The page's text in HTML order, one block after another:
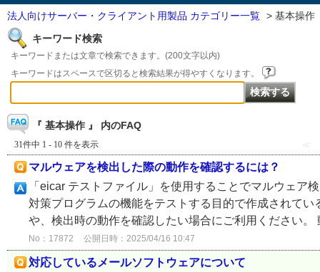
法人向けサーバー・クライアント用製品 カテゴリー一覧 > 基本操作
キーワード検索
キーワードまたは文章で検索できます。(200文字以内)
キーワードはスペースで区切ると検索結果が得やすくなります。
『 基本操作 』 内のFAQ
31件中 1 - 10 件を表示 ≪
マルウェアを検出した際の動作を確認するには？
「eicar テストファイル」を使用することでマルウェア
対策プログラムの機能をテストする目的で作成されて
や、検出時の動作を確認したい場合にご利用ください。
No：17872 公開日時：2025/04/16 10:47
対応しているメールソフトウェアについて